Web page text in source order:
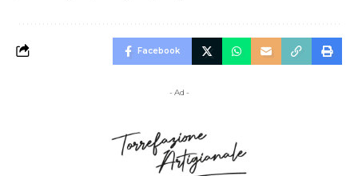
Facebook
- Ad -